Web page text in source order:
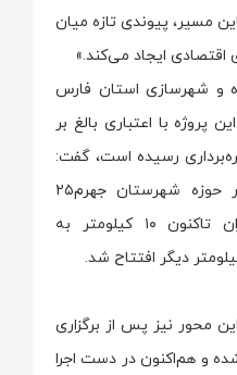
مسیر، پیوندی تازه میان
ایجاد می‌کند.»
و شهرسازی استان فارس
پروژه با اعتباری بالغ بر
به بهره‌برداری رسیده است، گفت:
طول کل محور جهرم – قیر در حوزه شهرستان جهرم۲۵
کیلومتر است که از این میزان تاکنون ۱۰ کیلومتر به
محور نیز پس از برگزاری
و هم‌اکنون در دست اجرا